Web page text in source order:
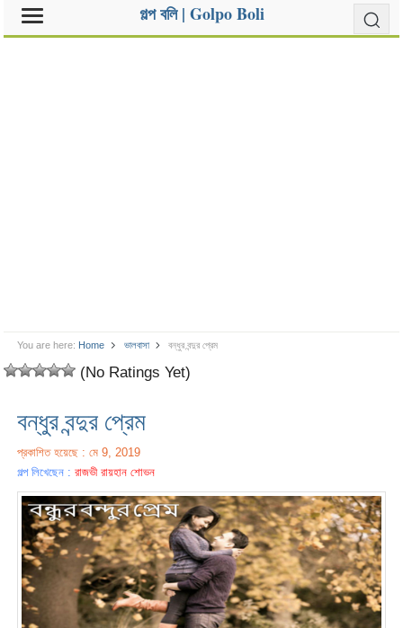
গল্প বলি | Golpo Boli
You are here: Home ভালবাসা বন্ধুর বন্দুর প্রেম
(No Ratings Yet)
বন্ধুর বন্দুর প্রেম
প্রকাশিত হয়েছে : মে 9, 2019
গল্প লিখেছেন :রাজভী রায়হান শোভন